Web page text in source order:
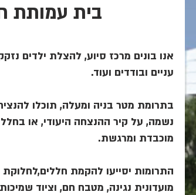
בית עמותת
אנו בונים מרכז סיוע, להצלת ילדים
עניים ובודדים ועוד.
בתרומת מטר בניה ומעלה, תוכלו
נשמה, על קיר ההנצחה היעודי, או
מוכבדת ומרגשת.
התרומות יסייעו להקמת חללים,לחלוקת
מועדונית נגינה, מטבח חם, וציוד